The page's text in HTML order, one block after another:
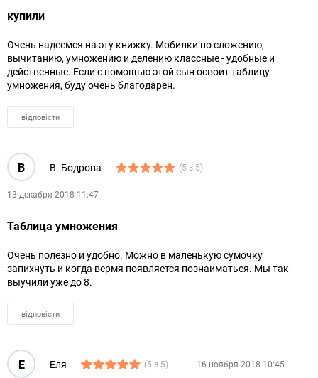
купили
Очень надеемся на эту книжку. Мобилки по сложению,
вычитанию, умножению и делению классные - удобные и
действенные. Если с помощью этой сын освоит таблицу
умножения, буду очень благодарен.
відповісти
В В. Бодрова (5 з 5)
13 декабря 2018 11:47
Таблица умножения
Очень полезно и удобно. Можно в маленькую сумочку
запихнуть и когда вермя появляется познаиматься. Мы так
выучили уже до 8.
відповісти
Е Еля (5 з 5) 16 ноября 2018 10:45